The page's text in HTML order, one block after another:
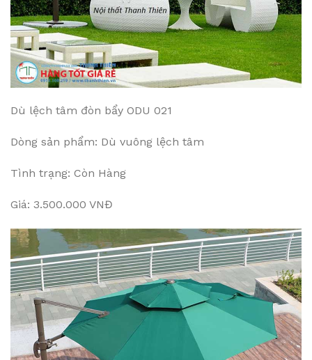
Dù lệch tâm đòn bẩy ODU 021
Dòng sản phẩm: Dù vuông lệch tâm
Tình trạng: Còn Hàng
Giá: 3.500.000 VNĐ